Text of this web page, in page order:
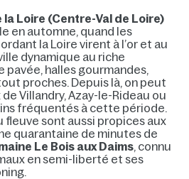
la Loire (Centre-Val de Loire)
en automne, quand les
la Loire virent à l’or et au
dynamique au riche
pavée, halles gourmandes,
proches. Depuis là, on peut
Villandry, Azay-le-Rideau ou
fréquentés à cette période.
fleuve sont aussi propices aux
quarantaine de minutes de
Le Bois aux Daims , connu
en semi-liberté et ses